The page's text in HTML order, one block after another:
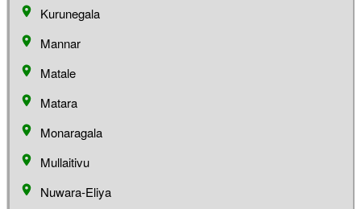
Kurunegala
Mannar
Matale
Matara
Monaragala
Mullaitivu
Nuwara-Eliya